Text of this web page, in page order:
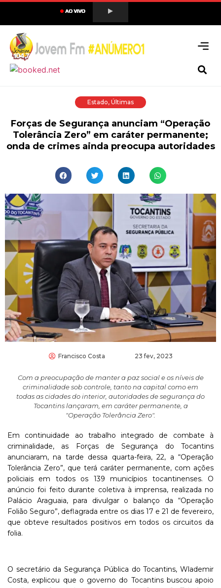
Estado, Últimas
Forças de Segurança anunciam “Operação
Tolerância Zero” em caráter permanente;
onda de crimes ainda preocupa autoridades
Francisco Costa 23 fev, 2023
Com a preocupação de manter a paz social e os níveis de
criminalidade sob controle, tanto na capital como em
todas as cidades do interior, autoridades de segurança do
Tocantins lançaram, em caráter permanente, a
"Operação Tolerância Zero".
Em continuidade ao trabalho integrado de combate à
criminalidade, as Forças de Segurança do Tocantins
anunciaram, na tarde dessa quarta-feira, 22, a “Operação
Tolerância Zero”, que terá caráter permanente, com ações
policiais em todos os 139 municípios tocantinenses. O
anúncio foi feito durante coletiva à imprensa, realizada no
Palácio Araguaia, para divulgar o balanço da “Operação
Folião Seguro”, deflagrada entre os dias 17 e 21 de fevereiro,
que obteve resultados positivos em todos os circuitos da
folia.
O secretário da Segurança Pública do Tocantins, Wlademir
Costa, explicou que o governo do Tocantins buscou apoio